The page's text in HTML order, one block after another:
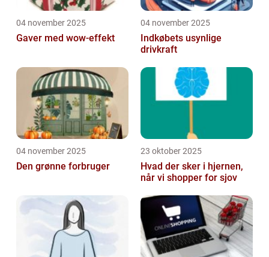
04 november 2025
Gaver med wow-effekt
04 november 2025
Indkøbets usynlige
drivkraft
04 november 2025
Den grønne forbruger
23 oktober 2025
Hvad der sker i hjernen,
når vi shopper for sjov